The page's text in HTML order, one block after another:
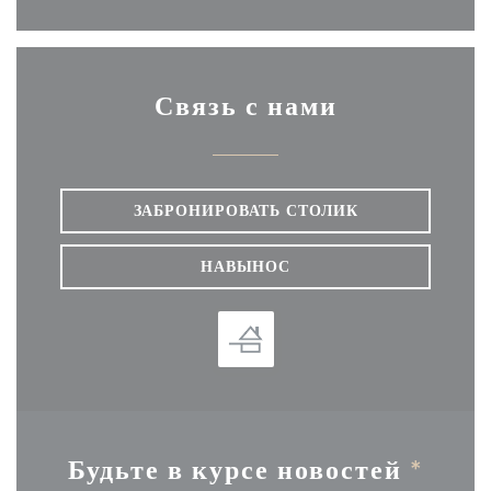
Связь с нами
ЗАБРОНИРОВАТЬ СТОЛИК
НАВЫНОС
Будьте в курсе новостей *